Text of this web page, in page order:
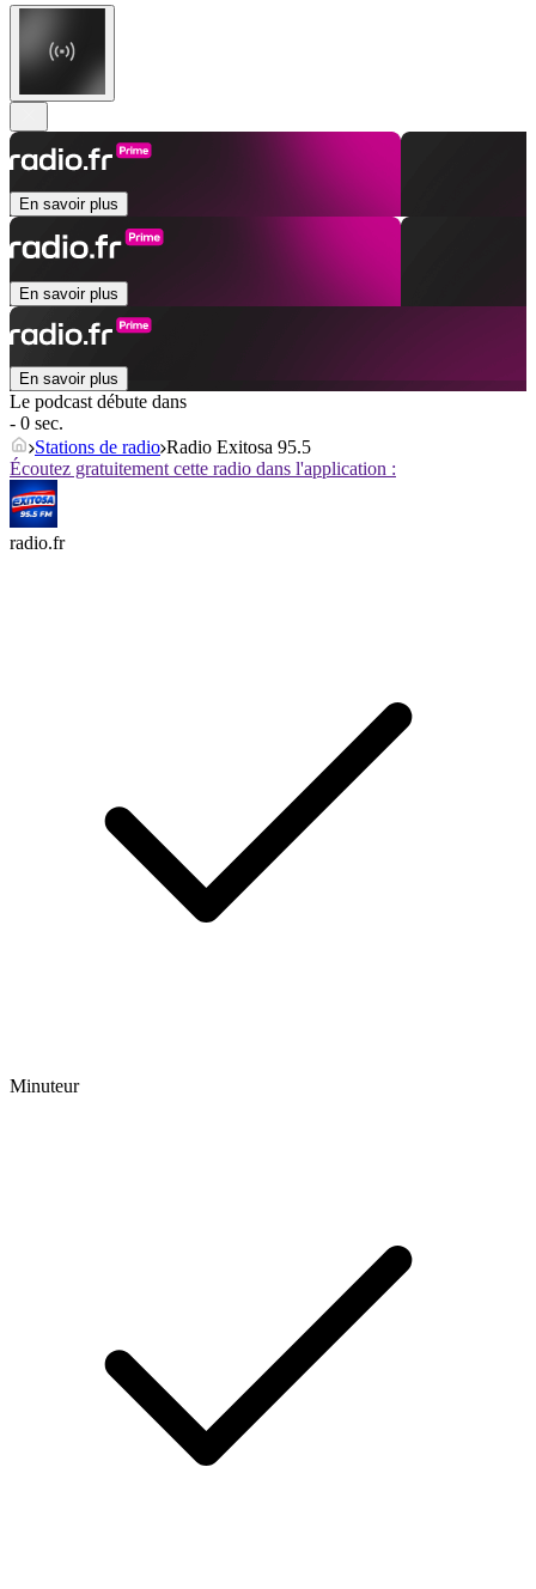
En savoir plus
En savoir plus
En savoir plus
Le podcast débute dans
- 0 sec.
Stations de radio Radio Exitosa 95.5
Écoutez gratuitement cette radio dans l'application :
radio.fr
Minuteur